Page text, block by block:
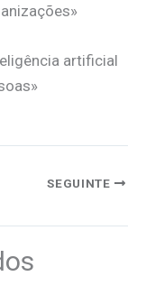
artificial
SEGUINTE